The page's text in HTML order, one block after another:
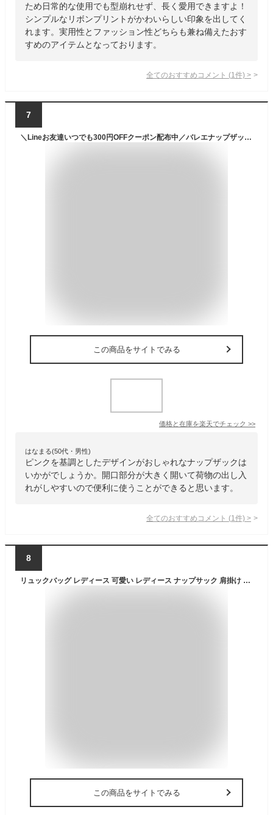
ため日常的な使用でも型崩れせず、長く愛用できますよ！
シンプルなリボンプリントがかわいらしい印象を出してく
れます。実用性とファッション性どちらも兼ね備えたおす
すめのアイテムとなっております。
全てのおすすめコメント (1 件) >
7
＼Lineお友達いつでも300円OFFクーポン配布中／バレエナップザック ピンク ホラグチ カヨ（バレエ バレリーナ バレエ発表会 プレゼント バレエ雑貨） 【バレエアラベスク】
この商品をサイトでみる
価格と在庫を楽天でチェック >>
はなまる(50代・男性)
ピンクを基調としたデザインがおしゃれなナップザックは
いかがでしょうか。開口部分が大きく開いて荷物の出し入
れがしやすいので便利に使うことができると思います。
全てのおすすめコメント (1 件) >
8
リュックバッグ レディース 可愛い レディース ナップサック 肩掛け ショルダーバッグ かばん 大人 大容量 ナイロン製 カジュアル 撥水 おしゃれ 主婦 ママバッグ 軽い 通勤 旅行 通学 バックパック 縄を引き出し 大きめ 韓国風 双肩のリュックサック 軽量 収納 サックパック
この商品をサイトでみる